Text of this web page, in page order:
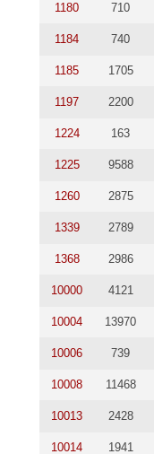
1180 710
1184 740
1185 1705
1197 2200
1224 163
1225 9588
1260 2875
1339 2789
1368 2986
10000 4121
10004 13970
10006 739
10008 11468
10013 2428
10014 1941